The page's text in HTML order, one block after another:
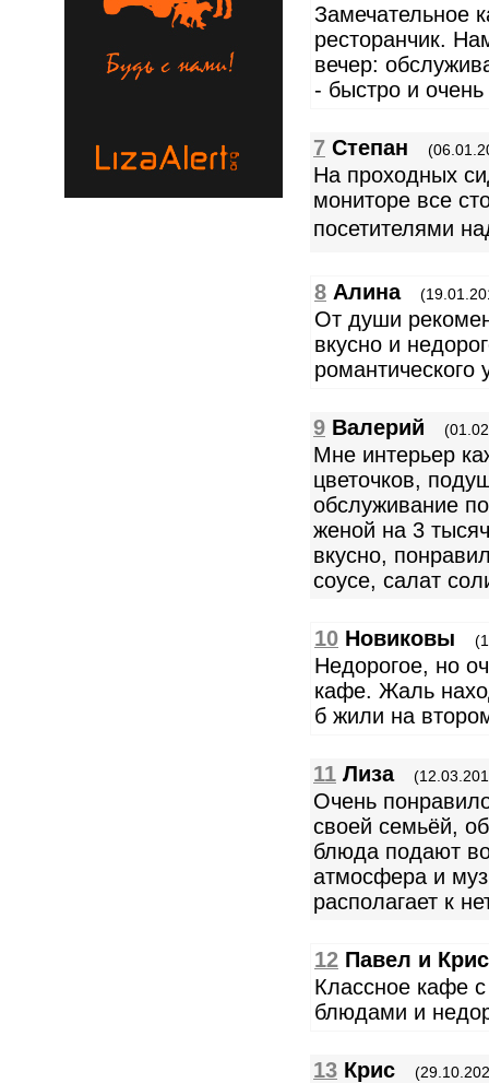
Замечательное
ресторанчик.
вечер:
- быстро и очень
7 Степан
На проходных
мониторе все
посетителями
8 Алина
От души
вкусно и
романтического
9 Валерий
Мне интерьер
цветочков,
обслуживание
женой на 3
вкусно,
соусе, салат
10 Новиковы
Недорогое, но
кафе. Жаль
б жили на
11 Лиза
Очень
своей семьёй,
блюда подают
атмосфера и
располагает к
12 Павел и
Классное кафе
блюдами и
13 Крис